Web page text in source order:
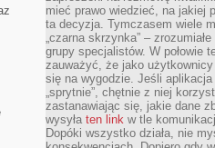
mieć prawo wiedzieć, na jakiej
ta decyzja. Tymczasem wiele
„czarna skrzynka” –
grupy specjalistów. W połowie
zauważyć, że jako
się na wygodzie. Jeśli aplikacja
„sprytnie”, chętnie z niej
zastanawiając się, jakie dane
wysyła ten link w tle
Dopóki wszystko działa, nie